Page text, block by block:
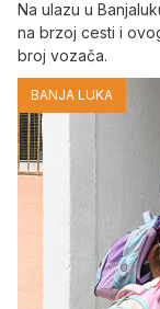
Na ulazu u
na brzoj cesti i
broj vozača.
BANJA LUKA